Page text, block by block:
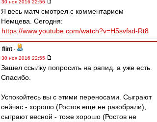
30 ноя 2016 22:56
Я весь матч смотрел с комментарием
Немцева. Сегодня:
https://www.youtube.com/watch?v=H5svfsd-Rt8
flint -
30 ноя 2016 22:55
Зашел ссылку попросить на рапид. а уже есть.
Спасибо.
Успокойтесь вы с этими переносами. Сыграют
сейчас - хорошо (Ростов еще не разобрали),
сыграют весной - тоже хорошо (Ростов не